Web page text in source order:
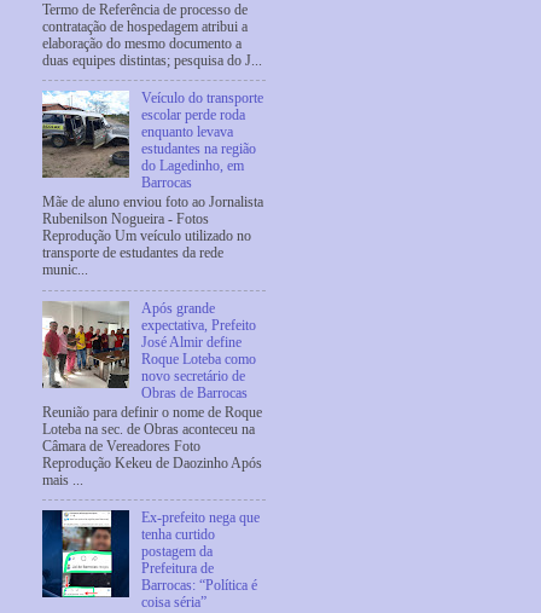
Termo de Referência de processo de
contratação de hospedagem atribui a
elaboração do mesmo documento a
duas equipes distintas; pesquisa do J...
Veículo do transporte
escolar perde roda
enquanto levava
estudantes na região
do Lagedinho, em
Barrocas
Mãe de aluno enviou foto ao Jornalista
Rubenilson Nogueira - Fotos
Reprodução Um veículo utilizado no
transporte de estudantes da rede
munic...
Após grande
expectativa, Prefeito
José Almir define
Roque Loteba como
novo secretário de
Obras de Barrocas
Reunião para definir o nome de Roque
Loteba na sec. de Obras aconteceu na
Câmara de Vereadores Foto
Reprodução Kekeu de Daozinho Após
mais ...
Ex-prefeito nega que
tenha curtido
postagem da
Prefeitura de
Barrocas: “Política é
coisa séria”